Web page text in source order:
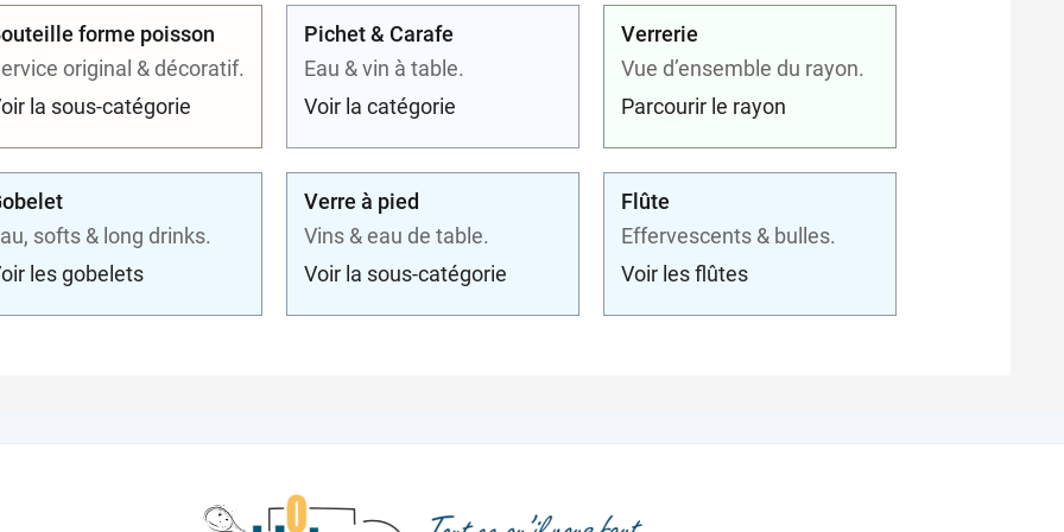
forme poisson
original & décoratif.
la sous-catégorie
Pichet & Carafe
Eau & vin à table.
Voir la catégorie
Verrerie
Vue d’ensemble du rayon.
Parcourir le rayon
softs & long drinks.
les gobelets
Verre à pied
Vins & eau de table.
Voir la sous-catégorie
Flûte
Effervescents & bulles.
Voir les flûtes